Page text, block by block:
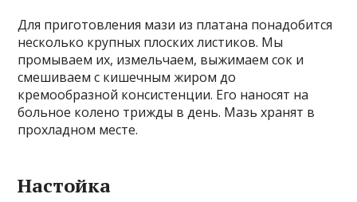
Для приготовления мази из платана понадобится
несколько крупных плоских листиков. Мы
промываем их, измельчаем, выжимаем сок и
смешиваем с кишечным жиром до
кремообразной консистенции. Его наносят на
больное колено трижды в день. Мазь хранят в
прохладном месте.
Настойка